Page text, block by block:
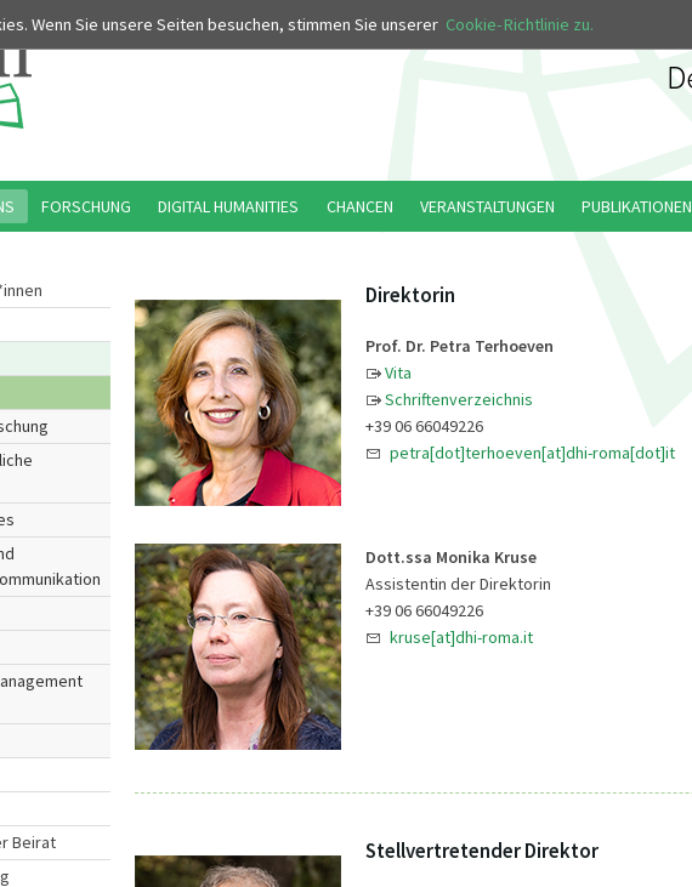
Wenn Sie unsere Seiten besuchen, stimmen Sie unserer Cookie-Richtlinie zu.
Beirat
Direktorin
Prof. Dr. Petra Terhoeven
Vita
Schriftenverzeichnis
+39 06 66049226
petra[dot]terhoeven[at]dhi-roma[dot]it
Dott.ssa Monika Kruse
Assistentin der Direktorin
+39 06 66049226
kruse[at]dhi-roma.it
Stellvertretender Direktor
FORSCHUNG DIGITAL HUMANITIES CHANCEN VERANSTALTUNGEN PUBLIKATIONEN